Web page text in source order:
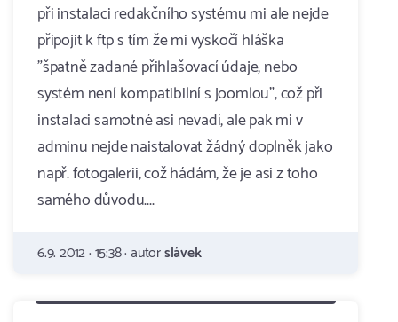
při instalaci redakčního systému mi ale nejde
připojit k ftp s tím že mi vyskočí hláška
"špatně zadané přihlašovací údaje, nebo
systém není kompatibilní s joomlou", což při
instalaci samotné asi nevadí, ale pak mi v
adminu nejde naistalovat žádný doplněk jako
např. fotogalerii, což hádám, že je asi z toho
samého důvodu....
6.9. 2012 · 15:38 · autorslávek